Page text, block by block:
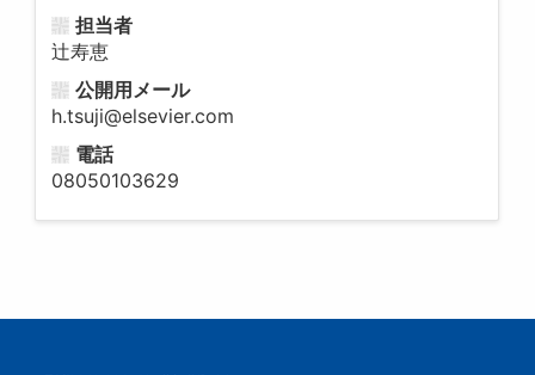
担当者
辻寿恵
公開用メール
h.tsuji@elsevier.com
電話
08050103629